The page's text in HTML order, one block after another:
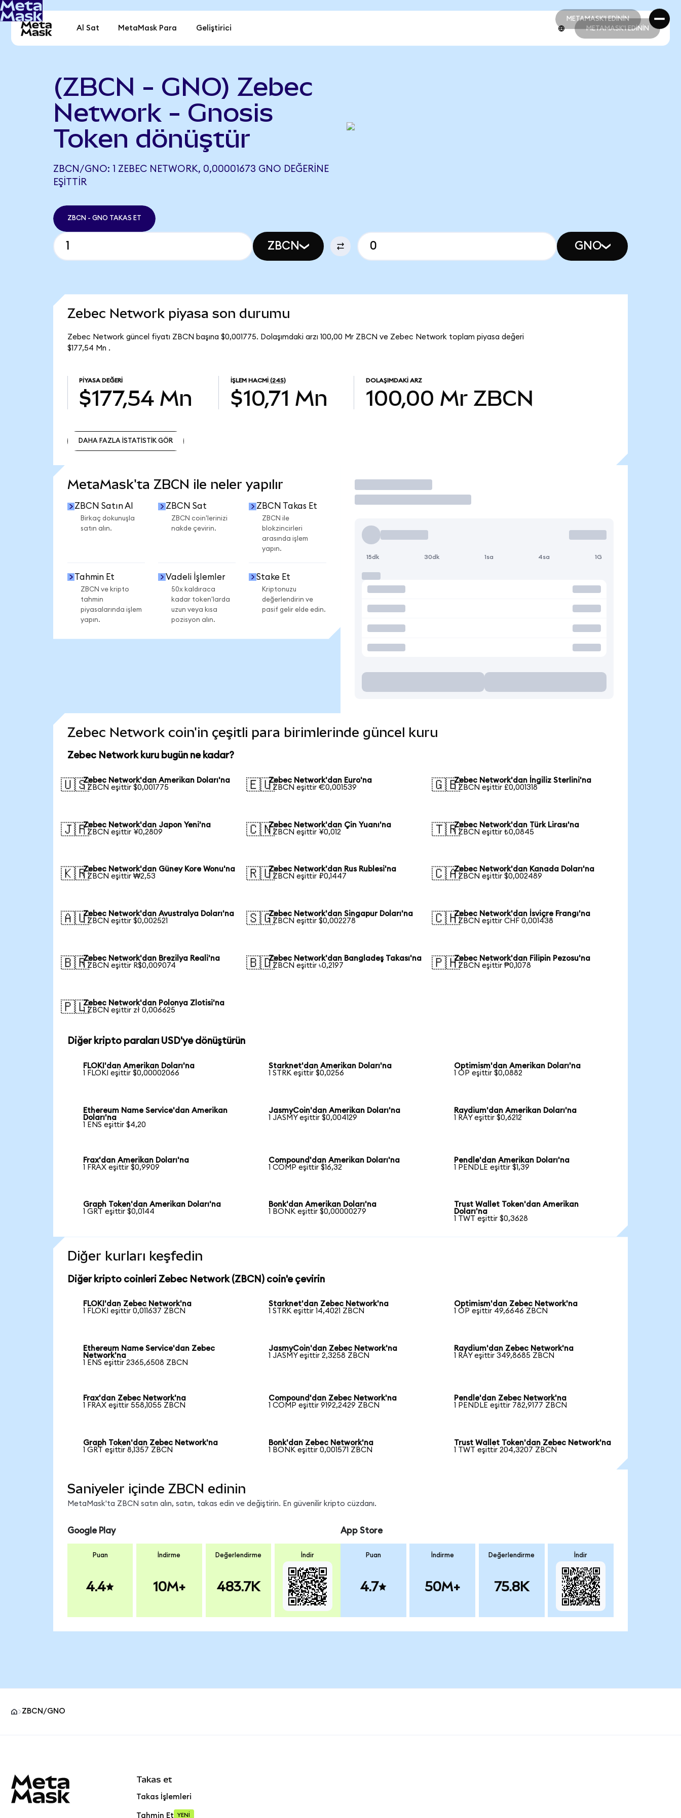
METAMASK'I EDİNİN
METAMASK'I EDİNİN
Al Sat MetaMask Para Geliştirici METAMASK'I EDİNİN
(ZBCN - GNO) Zebec
Network - Gnosis
Token dönüştür
ZBCN/GNO: 1 ZEBEC NETWORK, 0,00001673 GNO DEĞERINE
EŞITTIR
ZBCN - GNO TAKAS ET
ZBCN GNO
Zebec Network piyasa son durumu
Zebec Network güncel fiyatı ZBCN başına $0,001775. Dolaşımdaki arzı 100,00 Mr ZBCN ve Zebec Network toplam piyasa değeri
$177,54 Mn .
PIYASA DEĞERI
$177,54 Mn
İŞLEM HACMI (24S)
$10,71 Mn
DOLAŞIMDAKI ARZ
100,00 Mr ZBCN
DAHA FAZLA İSTATİSTİK GÖR
MetaMask'ta ZBCN ile neler yapılır
ZBCN Satın Al
Birkaç dokunuşla
satın alın.
ZBCN Sat
ZBCN coin'lerinizi
nakde çevirin.
ZBCN Takas Et
ZBCN ile
blokzincirleri
arasında işlem
yapın.
Tahmin Et
ZBCN ve kripto
tahmin
piyasalarında işlem
yapın.
Vadeli İşlemler
50x kaldıraca
kadar token'larda
uzun veya kısa
pozisyon alın.
Stake Et
Kriptonuzu
değerlendirin ve
pasif gelir elde edin.
İşlem Yap
15dk 30dk 1sa 4sa 1G
Zebec Network coin'in çeşitli para birimlerinde güncel kuru
Zebec Network kuru bugün ne kadar?
🇺🇸Zebec Network'dan Amerikan Doları'na
1 ZBCN eşittir $0,001775
🇪🇺Zebec Network'dan Euro'na
1 ZBCN eşittir €0,001539
🇬🇧Zebec Network'dan İngiliz Sterlini'na
1 ZBCN eşittir £0,001318
🇯🇵Zebec Network'dan Japon Yeni'na
1 ZBCN eşittir ¥0,2809
🇨🇳Zebec Network'dan Çin Yuanı'na
1 ZBCN eşittir ¥0,012
🇹🇷Zebec Network'dan Türk Lirası'na
1 ZBCN eşittir ₺0,0845
🇰🇷Zebec Network'dan Güney Kore Wonu'na
1 ZBCN eşittir ₩2,53
🇷🇺Zebec Network'dan Rus Rublesi'na
1 ZBCN eşittir ₽0,1447
🇨🇦Zebec Network'dan Kanada Doları'na
1 ZBCN eşittir $0,002489
🇦🇺Zebec Network'dan Avustralya Doları'na
1 ZBCN eşittir $0,002521
🇸🇬Zebec Network'dan Singapur Doları'na
1 ZBCN eşittir $0,002278
🇨🇭Zebec Network'dan İsviçre Frangı'na
1 ZBCN eşittir CHF 0,001438
🇧🇷Zebec Network'dan Brezilya Reali'na
1 ZBCN eşittir R$0,009074
🇧🇩Zebec Network'dan Bangladeş Takası'na
1 ZBCN eşittir ৳0,2197
🇵🇭Zebec Network'dan Filipin Pezosu'na
1 ZBCN eşittir ₱0,1078
🇵🇱Zebec Network'dan Polonya Zlotisi'na
1 ZBCN eşittir zł 0,006625
Diğer kripto paraları USD'ye dönüştürün
FLOKI'dan Amerikan Doları'na
1 FLOKI eşittir $0,00002066
Starknet'dan Amerikan Doları'na
1 STRK eşittir $0,0256
Optimism'dan Amerikan Doları'na
1 OP eşittir $0,0882
Ethereum Name Service'dan Amerikan
Doları'na
1 ENS eşittir $4,20
JasmyCoin'dan Amerikan Doları'na
1 JASMY eşittir $0,004129
Raydium'dan Amerikan Doları'na
1 RAY eşittir $0,6212
Frax'dan Amerikan Doları'na
1 FRAX eşittir $0,9909
Compound'dan Amerikan Doları'na
1 COMP eşittir $16,32
Pendle'dan Amerikan Doları'na
1 PENDLE eşittir $1,39
Graph Token'dan Amerikan Doları'na
1 GRT eşittir $0,0144
Bonk'dan Amerikan Doları'na
1 BONK eşittir $0,00000279
Trust Wallet Token'dan Amerikan
Doları'na
1 TWT eşittir $0,3628
Diğer kurları keşfedin
Diğer kripto coinleri Zebec Network (ZBCN) coin'e çevirin
FLOKI'dan Zebec Network'na
1 FLOKI eşittir 0,011637 ZBCN
Starknet'dan Zebec Network'na
1 STRK eşittir 14,4021 ZBCN
Optimism'dan Zebec Network'na
1 OP eşittir 49,6646 ZBCN
Ethereum Name Service'dan Zebec
Network'na
1 ENS eşittir 2365,6508 ZBCN
JasmyCoin'dan Zebec Network'na
1 JASMY eşittir 2,3258 ZBCN
Raydium'dan Zebec Network'na
1 RAY eşittir 349,8685 ZBCN
Frax'dan Zebec Network'na
1 FRAX eşittir 558,1055 ZBCN
Compound'dan Zebec Network'na
1 COMP eşittir 9192,2429 ZBCN
Pendle'dan Zebec Network'na
1 PENDLE eşittir 782,9177 ZBCN
Graph Token'dan Zebec Network'na
1 GRT eşittir 8,1357 ZBCN
Bonk'dan Zebec Network'na
1 BONK eşittir 0,001571 ZBCN
Trust Wallet Token'dan Zebec Network'na
1 TWT eşittir 204,3207 ZBCN
Saniyeler içinde ZBCN edinin
MetaMask'ta ZBCN satın alın, satın, takas edin ve değiştirin. En güvenilir kripto cüzdanı.
Google Play
Puan
4.4
İndirme
10M+
Değerlendirme
483.7K
İndir
App Store
Puan
4.7
İndirme
50M+
Değerlendirme
75.8K
İndir
ZBCN/GNO
Takas et
Takas İşlemleri
Tahmin Et YENİ